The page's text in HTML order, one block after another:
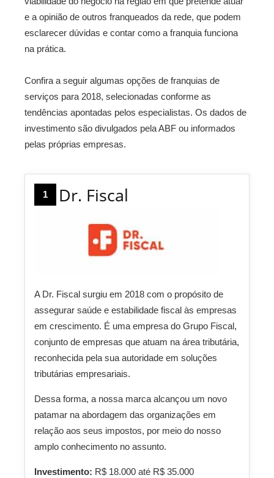
e a opinião de outros franqueados da rede, que podem
esclarecer dúvidas e contar como a franquia funciona
na prática.
Confira a seguir algumas opções de franquias de
serviços para 2018, selecionadas conforme as
tendências apontadas pelos especialistas. Os dados de
investimento são divulgados pela ABF ou informados
pelas próprias empresas.
1 Dr. Fiscal
A Dr. Fiscal surgiu em 2018 com o propósito de
assegurar saúde e estabilidade fiscal às empresas
em crescimento. É uma empresa do Grupo Fiscal,
conjunto de empresas que atuam na área tributária,
reconhecida pela sua autoridade em soluções
tributárias empresariais.
Dessa forma, a nossa marca alcançou um novo
patamar na abordagem das organizações em
relação aos seus impostos, por meio do nosso
amplo conhecimento no assunto.
Investimento: R$ 18.000 até R$ 35.000